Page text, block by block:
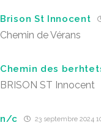
Brison St Innocent
Chemin de Vérans
Chemin des
BRISON ST Innocent
n/c 23 septembre 2024